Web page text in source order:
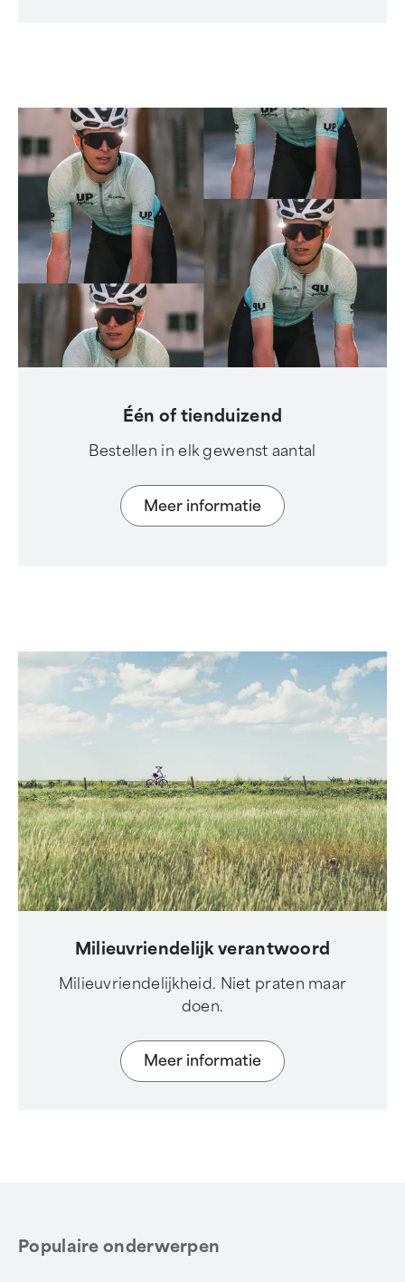
Één of tienduizend
Bestellen in elk gewenst aantal
Meer informatie
Milieuvriendelijk verantwoord
Milieuvriendelijkheid. Niet praten maar
doen.
Meer informatie
Populaire onderwerpen